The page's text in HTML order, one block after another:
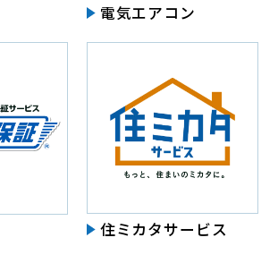
電気エアコン
住ミカタサービス